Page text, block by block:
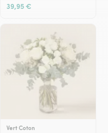
39,95 €
Vert Coton